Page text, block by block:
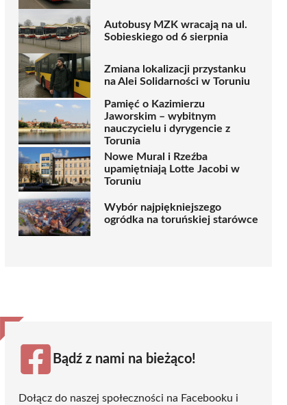
Autobusy MZK wracają na ul.
Sobieskiego od 6 sierpnia
Zmiana lokalizacji przystanku
na Alei Solidarności w Toruniu
Pamięć o Kazimierzu
Jaworskim – wybitnym
nauczycielu i dyrygencie z
Torunia
Nowe Mural i Rzeźba
upamiętniają Lotte Jacobi w
Toruniu
Wybór najpiękniejszego
ogródka na toruńskiej starówce
Bądź z nami na bieżąco!
Dołącz do naszej społeczności na Facebooku i